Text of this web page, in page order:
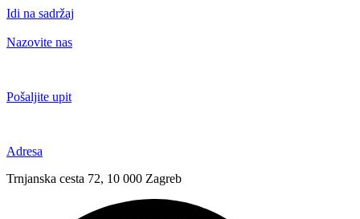
Idi na sadržaj
Nazovite nas
Pošaljite upit
Adresa
Trnjanska cesta 72, 10 000 Zagreb